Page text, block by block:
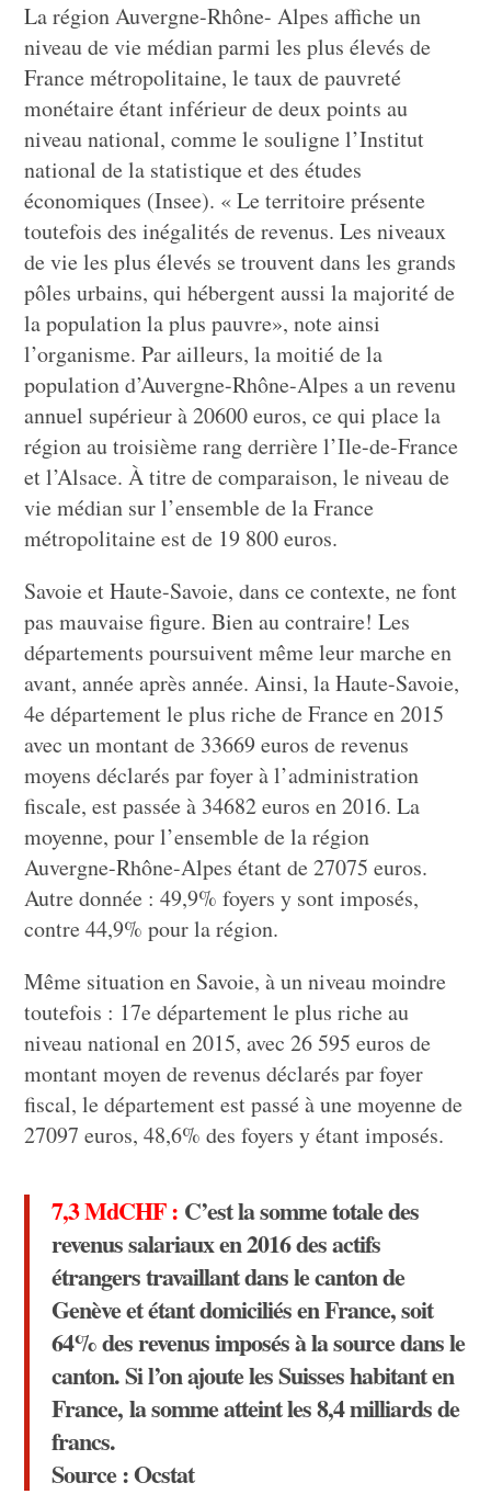
La région Auvergne-Rhône- Alpes affiche un
niveau de vie médian parmi les plus élevés de
France métropolitaine, le taux de pauvreté
monétaire étant inférieur de deux points au
niveau national, comme le souligne l’Institut
national de la statistique et des études
économiques (Insee). « Le territoire présente
toutefois des inégalités de revenus. Les niveaux
de vie les plus élevés se trouvent dans les grands
pôles urbains, qui hébergent aussi la majorité de
la population la plus pauvre», note ainsi
l’organisme. Par ailleurs, la moitié de la
population d’Auvergne-Rhône-Alpes a un revenu
annuel supérieur à 20600 euros, ce qui place la
région au troisième rang derrière l’Ile-de-France
et l’Alsace. À titre de comparaison, le niveau de
vie médian sur l’ensemble de la France
métropolitaine est de 19 800 euros.
Savoie et Haute-Savoie, dans ce contexte, ne font
pas mauvaise figure. Bien au contraire! Les
départements poursuivent même leur marche en
avant, année après année. Ainsi, la Haute-Savoie,
4e département le plus riche de France en 2015
avec un montant de 33669 euros de revenus
moyens déclarés par foyer à l’administration
fiscale, est passée à 34682 euros en 2016. La
moyenne, pour l’ensemble de la région
Auvergne-Rhône-Alpes étant de 27075 euros.
Autre donnée : 49,9% foyers y sont imposés,
contre 44,9% pour la région.
Même situation en Savoie, à un niveau moindre
toutefois : 17e département le plus riche au
niveau national en 2015, avec 26 595 euros de
montant moyen de revenus déclarés par foyer
fiscal, le département est passé à une moyenne de
27097 euros, 48,6% des foyers y étant imposés.
7,3 MdCHF : C’est la somme totale des
revenus salariaux en 2016 des actifs
étrangers travaillant dans le canton de
Genève et étant domiciliés en France, soit
64% des revenus imposés à la source dans le
canton. Si l’on ajoute les Suisses habitant en
France, la somme atteint les 8,4 milliards de
francs.
Source : Ocstat